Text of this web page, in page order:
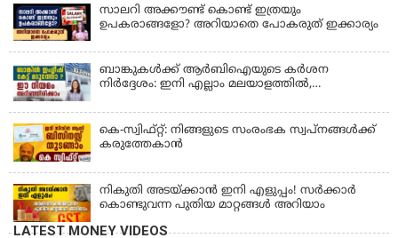
സാലറി അക്കൗണ്ട് കൊണ്ട് ഇത്രയും
ഉപകരാങ്ങളോ? അറിയാതെ പോകരുത് ഇക്കാര്യം
ബാങ്കുകൾക്ക് ആർബിഐയുടെ കർശന
നിർദ്ദേശം: ഇനി എല്ലാം മലയാളത്തിൽ,
കെ-സ്വിഫ്റ്റ്: നിങ്ങളുടെ സംരംഭക സ്വപ്നങ്ങൾക്ക്
കരുത്തേകാൻ
നികുതി അടയ്ക്കാൻ ഇനി എളുപ്പം! സർക്കാർ
കൊണ്ടുവന്ന പുതിയ മാറ്റങ്ങൾ അറിയാം
LATEST MONEY VIDEOS